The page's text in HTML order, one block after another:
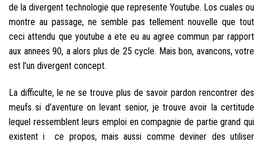
de la divergent technologie que represente Youtube. Los cuales ou
montre au passage, ne semble pas tellement nouvelle que tout
ceci attendu que youtube a ete eu au agree commun par rapport
aux annees 90, a alors plus de 25 cycle. Mais bon, avancons, votre
est l’un divergent concept.
La difficulte, le ne se trouve plus de savoir pardon rencontrer des
meufs si d’aventure on levant senior, je trouve avoir la certitude
lequel ressemblent leurs emploi en compagnie de partie grand qui
existent i ce propos, mais aussi comme deviner des utiliser